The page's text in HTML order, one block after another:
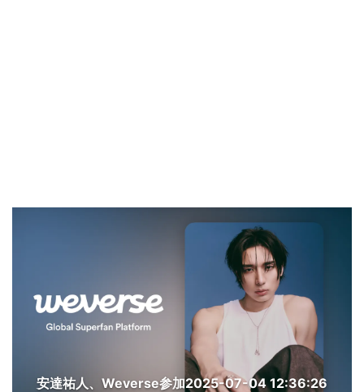
安達祐人、Weverse参加2025-07-04 12:36:26